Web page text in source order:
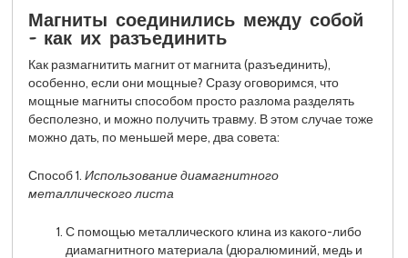
Магниты соединились между собой
− как их разъединить
Как размагнитить магнит от магнита (разъединить),
особенно, если они мощные? Сразу оговоримся, что
мощные магниты способом просто разлома разделять
бесполезно, и можно получить травму. В этом случае тоже
можно дать, по меньшей мере, два совета:
Способ 1.Использование диамагнитного
металлического листа
С помощью металлического клина из какого-либо
диамагнитного материала (дюралюминий, медь и